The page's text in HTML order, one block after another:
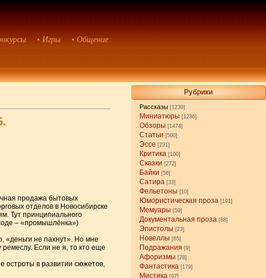
• Игры • Общение
Рубрики
Рассказы [1239]
Миниатюры [1236]
Обзоры [1474]
Статьи [500]
Эссе [231]
Критика [100]
Сказки [272]
Байки [56]
Сатира [33]
Фельетоны [10]
Юмористическая проза [191]
Мемуары [59]
Документальная проза [88]
Эпистолы [23]
Новеллы [65]
Подражания [9]
Афоризмы [28]
Фантастика [179]
Мистика [97]
продажа бытовых
отделов в Новосибирске
Тут принципиального
– «промышлёнка»)
«деньги не пахнут». Но мне
Если не я, то кто еще
остроты в развитии сюжетов,